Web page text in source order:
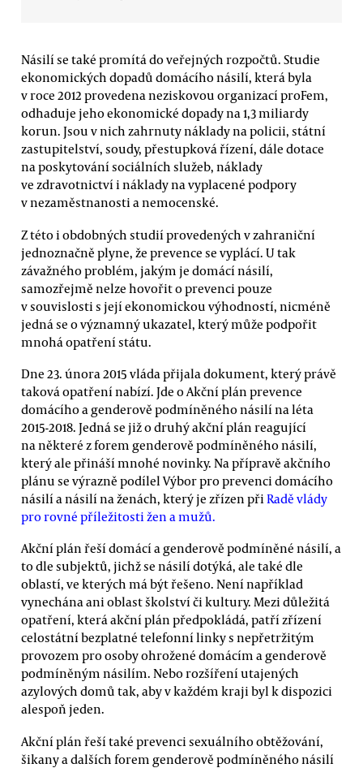
Násilí se také promítá do veřejných rozpočtů. Studie
ekonomických dopadů domácího násilí, která byla
v roce 2012 provedena neziskovou organizací proFem,
odhaduje jeho ekonomické dopady na 1,3 miliardy
korun. Jsou v nich zahrnuty náklady na policii, státní
zastupitelství, soudy, přestupková řízení, dále dotace
na poskytování sociálních služeb, náklady
ve zdravotnictví i náklady na vyplacené podpory
v nezaměstnanosti a nemocenské.
Z této i obdobných studií provedených v zahraniční
jednoznačně plyne, že prevence se vyplácí. U tak
závažného problém, jakým je domácí násilí,
samozřejmě nelze hovořit o prevenci pouze
v souvislosti s její ekonomickou výhodností, nicméně
jedná se o významný ukazatel, který může podpořit
mnohá opatření státu.
Dne 23. února 2015 vláda přijala dokument, který právě
taková opatření nabízí. Jde o Akční plán prevence
domácího a genderově podmíněného násilí na léta
2015-2018. Jedná se již o druhý akční plán reagující
na některé z forem genderově podmíněného násilí,
který ale přináší mnohé novinky. Na přípravě akčního
plánu se výrazně podílel Výbor pro prevenci domácího
násilí a násilí na ženách, který je zřízen při Radě vlády
pro rovné příležitosti žen a mužů.
Akční plán řeší domácí a genderově podmíněné násilí, a
to dle subjektů, jichž se násilí dotýká, ale také dle
oblastí, ve kterých má být řešeno. Není například
vynechána ani oblast školství či kultury. Mezi důležitá
opatření, která akční plán předpokládá, patří zřízení
celostátní bezplatné telefonní linky s nepřetržitým
provozem pro osoby ohrožené domácím a genderově
podmíněným násilím. Nebo rozšíření utajených
azylových domů tak, aby v každém kraji byl k dispozici
alespoň jeden.
Akční plán řeší také prevenci sexuálního obtěžování,
šikany a dalších forem genderově podmíněného násilí